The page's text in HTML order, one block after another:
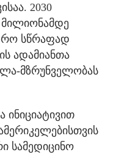
2030
სწრაფად
ადამიანთა
მზრუნველობას
ინიციატივით
სამედიცინო